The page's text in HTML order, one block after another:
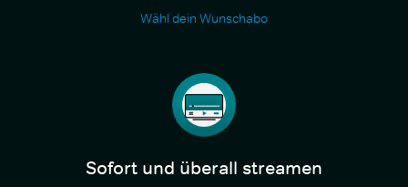
Wähl dein Wunschabo
Sofort und überall streamen